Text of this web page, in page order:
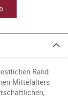
Rand
Mittelalters